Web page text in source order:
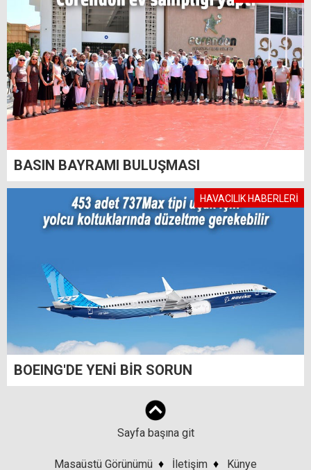
BASIN BAYRAMI BULUŞMASI
HAVACILIK HABERLERİ
BOEING'DE YENİ BİR SORUN
Sayfa başına git
Masaüstü Görünümü ♦ İletişim ♦ Künye